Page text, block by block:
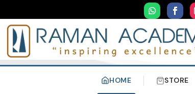
HOME STORE